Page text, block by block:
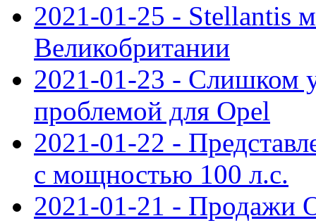
2021-01-25 - Stellantis
Великобритании
2021-01-23 - Слишком
проблемой для Opel
2021-01-22 -
с мощностью 100 л.с.
2021-01-21 - Продажи